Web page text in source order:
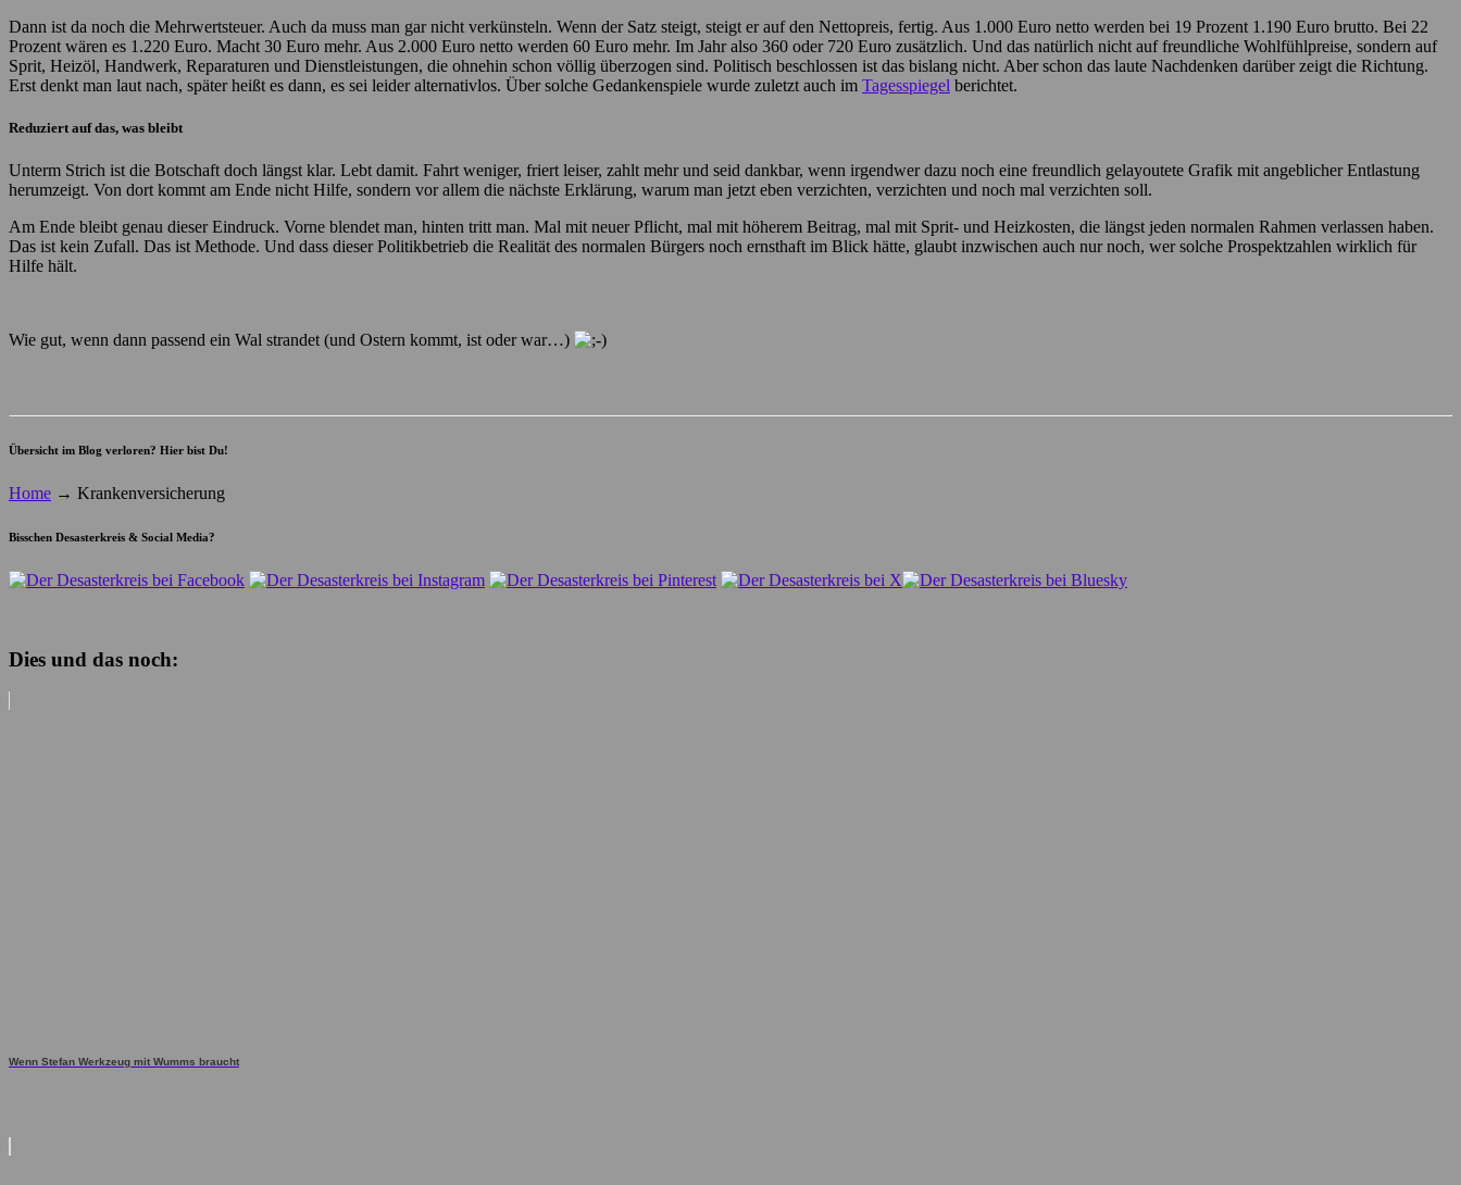
Dann ist da noch die Mehrwertsteuer. Auch da muss man gar nicht verkünsteln. Wenn der Satz steigt, steigt er auf den Nettopreis, fertig. Aus 1.000 Euro netto werden bei 19 Prozent 1.190 Euro brutto. Bei 22
Prozent wären es 1.220 Euro. Macht 30 Euro mehr. Aus 2.000 Euro netto werden 60 Euro mehr. Im Jahr also 360 oder 720 Euro zusätzlich. Und das natürlich nicht auf freundliche Wohlfühlpreise, sondern auf
Sprit, Heizöl, Handwerk, Reparaturen und Dienstleistungen, die ohnehin schon völlig überzogen sind. Politisch beschlossen ist das bislang nicht. Aber schon das laute Nachdenken darüber zeigt die Richtung.
Erst denkt man laut nach, später heißt es dann, es sei leider alternativlos. Über solche Gedankenspiele wurde zuletzt auch im Tagesspiegel berichtet.
Reduziert auf das, was bleibt
Unterm Strich ist die Botschaft doch längst klar. Lebt damit. Fahrt weniger, friert leiser, zahlt mehr und seid dankbar, wenn irgendwer dazu noch eine freundlich gelayoutete Grafik mit angeblicher Entlastung
herumzeigt. Von dort kommt am Ende nicht Hilfe, sondern vor allem die nächste Erklärung, warum man jetzt eben verzichten, verzichten und noch mal verzichten soll.
Am Ende bleibt genau dieser Eindruck. Vorne blendet man, hinten tritt man. Mal mit neuer Pflicht, mal mit höherem Beitrag, mal mit Sprit- und Heizkosten, die längst jeden normalen Rahmen verlassen haben.
Das ist kein Zufall. Das ist Methode. Und dass dieser Politikbetrieb die Realität des normalen Bürgers noch ernsthaft im Blick hätte, glaubt inzwischen auch nur noch, wer solche Prospektzahlen wirklich für
Hilfe hält.
Wie gut, wenn dann passend ein Wal strandet (und Ostern kommt, ist oder war…)
Übersicht im Blog verloren? Hier bist Du!
Home → Krankenversicherung
Bisschen Desasterkreis & Social Media?
Dies und das noch:
Wenn Stefan Werkzeug mit Wumms braucht